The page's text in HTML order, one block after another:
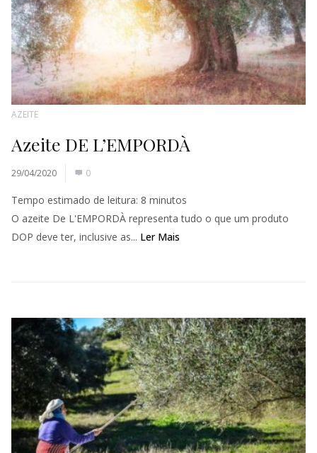
AZEITE
Azeite DE L’EMPORDÀ
29/04/2020 0
Tempo estimado de leitura: 8 minutos
O azeite De L'EMPORDÀ representa tudo o que um produto
DOP deve ter, inclusive as... Ler Mais